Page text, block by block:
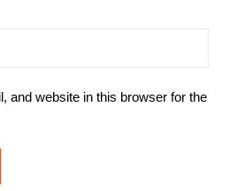
and website in this browser for the